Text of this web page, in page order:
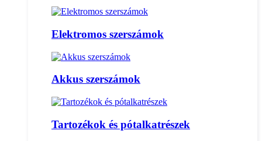
Elektromos szerszámok
Akkus szerszámok
Tartozékok és pótalkatrészek